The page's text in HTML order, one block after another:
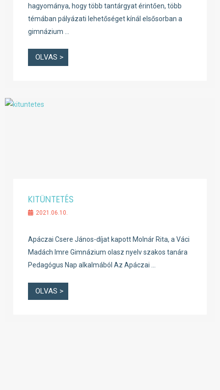
hagyománya, hogy több tantárgyat érintően, több
témában pályázati lehetőséget kínál elsősorban a
gimnázium …
OLVAS >
KITÜNTETÉS
2021.06.10.
Apáczai Csere János-díjat kapott Molnár Rita, a Váci
Madách Imre Gimnázium olasz nyelv szakos tanára
Pedagógus Nap alkalmából Az Apáczai …
OLVAS >